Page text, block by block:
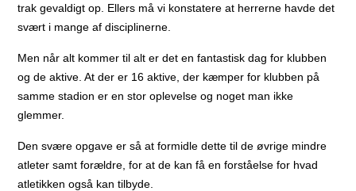
trak gevaldigt op. Ellers må vi konstatere at herrerne havde det
svært i mange af disciplinerne.
Men når alt kommer til alt er det en fantastisk dag for klubben
og de aktive. At der er 16 aktive, der kæmper for klubben på
samme stadion er en stor oplevelse og noget man ikke
glemmer.
Den svære opgave er så at formidle dette til de øvrige mindre
atleter samt forældre, for at de kan få en forståelse for hvad
atletikken også kan tilbyde.